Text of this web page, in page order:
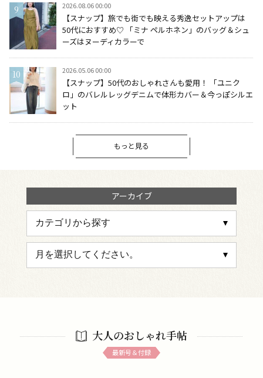
2026.08.06 00:00
【スナップ】旅でも街でも映える秀逸セットアップは
50代におすすめ♡ 「ミナ ペルホネン」のバッグ＆シュ
ーズはヌーディカラーで
2026.05.06 00:00
【スナップ】50代のおしゃれさんも愛用！ 「ユニク
ロ」のバレルレッグデニムで体形カバー＆今っぽシルエ
ット
もっと見る
アーカイブ
大人のおしゃれ手帖
最新号＆付録